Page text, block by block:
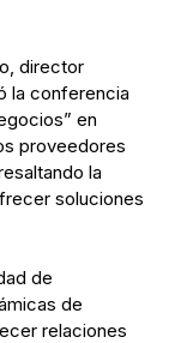
director
la conferencia
en
proveedores
la
soluciones
de
de
relaciones